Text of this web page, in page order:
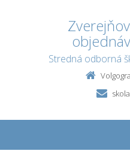
Stredná odborná